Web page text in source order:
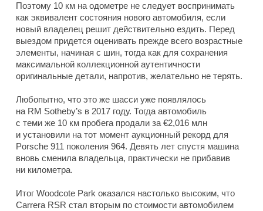
Поэтому 10 км на одометре не следует воспринимать
как эквивалент состояния нового автомобиля, если
новый владелец решит действительно ездить. Перед
выездом придется оценивать прежде всего возрастные
элементы, начиная с шин, тогда как для сохранения
максимальной коллекционной аутентичности
оригинальные детали, напротив, желательно не терять.
Любопытно, что это же шасси уже появлялось
на RM Sotheby’s в 2017 году. Тогда автомобиль
с теми же 10 км пробега продали за €2,016 млн
и установили на тот момент аукционный рекорд для
Porsche 911 поколения 964. Девять лет спустя машина
вновь сменила владельца, практически не прибавив
ни километра.
Итог Woodcote Park оказался настолько высоким, что
Carrera RSR стал вторым по стоимости автомобилем